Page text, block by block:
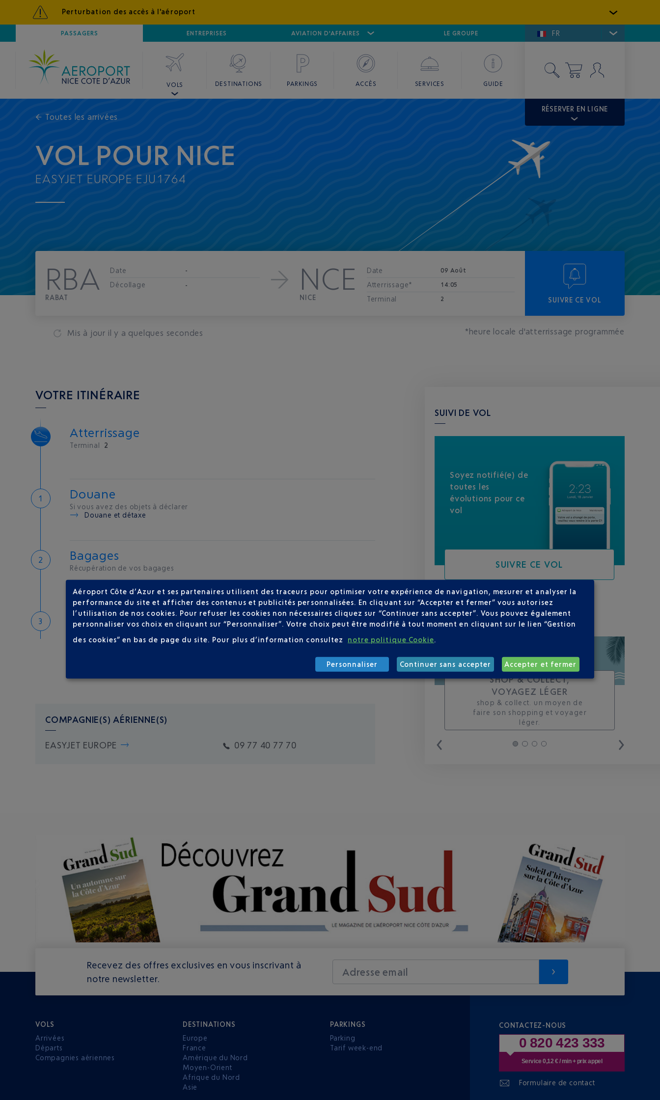
Perturbation des accès à l'aéroport
PASSAGERS ENTREPRISES AVIATION D'AFFAIRES
AÉROPORTNICE CÔTE D'AZUR AÉROPORT CANNES MANDELIEU GOLFE DE SAINT-TROPEZ
LE GROUPE FR
VOLS DESTINATIONS PARKINGS ACCÈS SERVICES GUIDE
RÉSERVER EN LIGNE
← Toutes les arrivées
VOL POUR NICE
EASYJET EUROPE EJU1764
RBA
RABAT
Date -
Décollage - NCE
NICE
Date 09 Août
Atterrissage* 14:05
Terminal 2 SUIVRE CE VOL
Mis à jour il y a quelques secondes *heure locale d'atterrissage programmée
VOTRE ITINÉRAIRE
Atterrissage
Terminal 2
Douane
Si vous avez des objets à déclarer
Douane et détaxe
Bagages
Récupération de vos bagages
Bienvenue sur la Côte d'Azur
Hôtels de proximité 25 °C
COMPAGNIE(S) AÉRIENNE(S)
EASYJET EUROPE 09 77 40 77 70
SUIVI DE VOL
Soyez notifié(e) de
toutes les
évolutions pour ce
vol
SUIVRE CE VOL
SUR VOTRE PARCOURS
SHOP & COLLECT,
VOYAGEZ LÉGER
shop & collect. un moyen de
faire son shopping et voyager
léger.
Recevez des offres exclusives en vous inscrivant à
notre newsletter.
Adresse email
VOLS
Arrivées
Départs
Compagnies aériennes
DESTINATIONS
Europe
France
Amérique du Nord
Moyen-Orient
Afrique du Nord
Asie
PARKINGS
Parking
Tarif week-end
CONTACTEZ-NOUS
0 820 423 333
Service 0,12 € / min + prix appel
Formulaire de contact
Aéroport Côte d’Azur et ses partenaires utilisent des traceurs pour optimiser votre expérience de navigation, mesurer et analyser la
performance du site et afficher des contenus et publicités personnalisées. En cliquant sur “Accepter et fermer” vous autorisez
l’utilisation de nos cookies. Pour refuser les cookies non nécessaires cliquez sur “Continuer sans accepter”. Vous pouvez également
personnaliser vos choix en cliquant sur “Personnaliser”. Votre choix peut être modifié à tout moment en cliquant sur le lien “Gestion
des cookies” en bas de page du site. Pour plus d’information consultez notre politique Cookie
Personnaliser Continuer sans accepter Accepter et fermer